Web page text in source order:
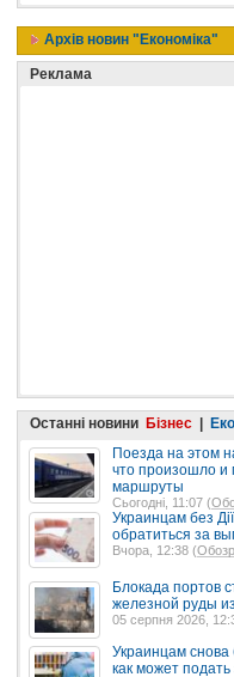
Архів новин "Економіка"
Реклама
Останні новини Бізнес |
Поезда на этом
что произошло и
маршруты
Сьогодні, 11:07 (
Украинцам без
обратиться за
Вчора, 12:38 (
Блокада портов
железной руды
05 серпня 2026,
Украинцам снова
как может